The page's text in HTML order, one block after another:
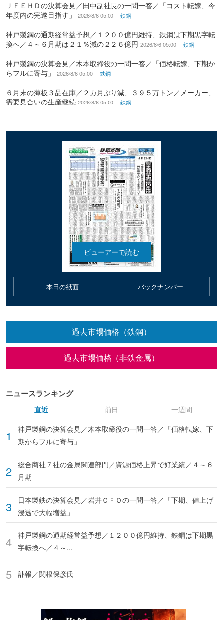
ＪＦＥＨＤの決算会見／田中副社長の一問一答／「コスト転嫁、今
年度内の完遂目指す」
2026/8/6 05:00 鉄鋼
神戸製鋼の通期経常益予想／１２００億円維持、鉄鋼は下期黒字転
換へ／４～６月期は２１％減の２２６億円 2026/8/6 05:00 鉄鋼
神戸製鋼の決算会見／木本取締役の一問一答／「価格転嫁、下期か
らフルに寄与」
2026/8/6 05:00 鉄鋼
６月末の薄板３品在庫／２カ月ぶり減、３９５万トン／メーカー、
需要見合いの生産継続 2026/8/6 05:00 鉄鋼
本日の紙面 バックナンバー
過去市場価格（鉄鋼）
過去市場価格（非鉄金属）
ニュースランキング
直近
神戸製鋼の決算会見／木本取締役の一問一答／「価格転嫁、下
期からフルに寄与」
総合商社７社の金属関連部門／資源価格上昇で好業績／４～６
月期
日本製鉄の決算会見／岩井ＣＦＯの一問一答／「下期、値上げ
浸透で大幅増益」
神戸製鋼の通期経常益予想／１２００億円維持、鉄鋼は下期黒
字転換へ／４～...
訃報／関根保彦氏
前日 一週間